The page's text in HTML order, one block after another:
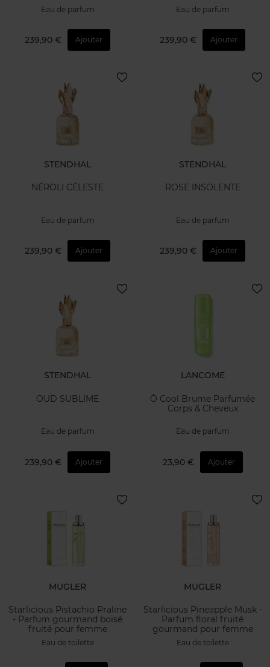
Eau de parfum
239,90 € Ajouter
Eau de parfum
239,90 € Ajouter
STENDHAL
NÉROLI CÉLESTE
Eau de parfum
239,90 € Ajouter
STENDHAL
ROSE INSOLENTE
Eau de parfum
239,90 € Ajouter
STENDHAL
OUD SUBLIME
Eau de parfum
239,90 € Ajouter
LANCOME
Ô Cool Brume Parfumée
Corps & Cheveux
Eau de parfum
23,90 € Ajouter
MUGLER
Starlicious Pistachio Praline
- Parfum gourmand boisé
fruité pour femme
Eau de toilette
MUGLER
Starlicious Pineapple Musk -
Parfum floral fruité
gourmand pour femme
Eau de toilette